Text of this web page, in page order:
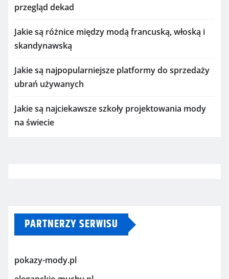
przegląd dekad
Jakie są różnice między modą francuską, włoską i
skandynawską
Jakie są najpopularniejsze platformy do sprzedaży
ubrań używanych
Jakie są najciekawsze szkoły projektowania mody
na świecie
PARTNERZY SERWISU
pokazy-mody.pl